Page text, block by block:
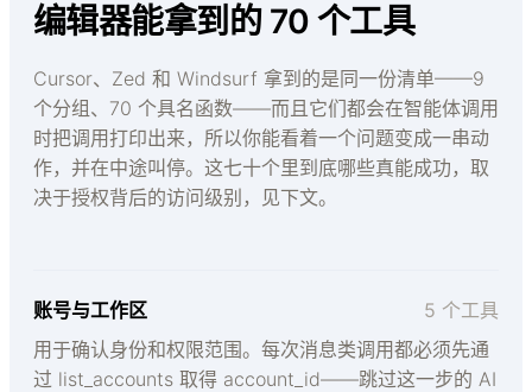
编辑器能拿到的 70 个工具
Cursor、Zed 和 Windsurf 拿到的是同一份清单——9
个分组、70 个具名函数——而且它们都会在智能体调用
时把调用打印出来，所以你能看着一个问题变成一串动
作，并在中途叫停。这七十个里到底哪些真能成功，取
决于授权背后的访问级别，见下文。
账号与工作区
5 个工具
用于确认身份和权限范围。每次消息类调用都必须先通
过 list_accounts 取得 account_id——跳过这一步的 AI